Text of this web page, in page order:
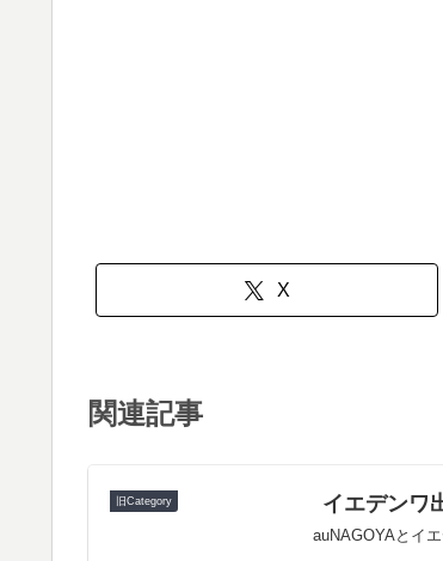
X
関連記事
旧Category イエデンワ
auNAGOYAとイ